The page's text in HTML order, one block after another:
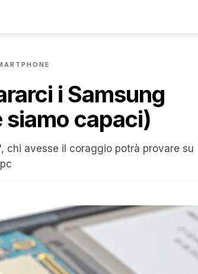
i Samsung
siamo capaci)
chi avesse il coraggio potrà provare su